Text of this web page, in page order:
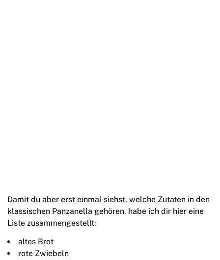
Damit du aber erst einmal siehst, welche Zutaten in den
klassischen Panzanella gehören, habe ich dir hier eine
Liste zusammengestellt:
altes Brot
rote Zwiebeln